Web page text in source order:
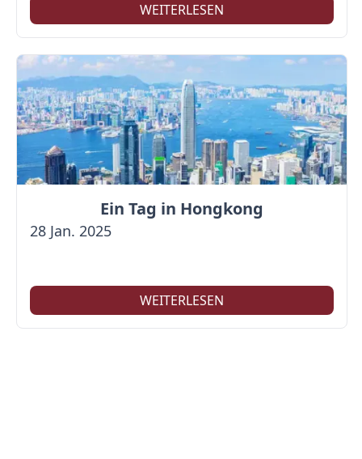
WEITERLESEN
Ein Tag in Hongkong
28 Jan. 2025
WEITERLESEN